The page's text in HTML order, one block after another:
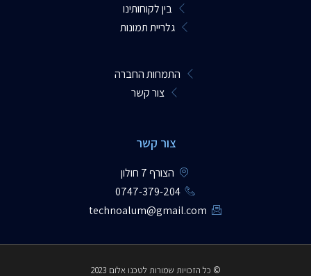
בין לקוחותינו
גלריית תמונות
התמחות החברה
צור קשר
צור קשר
הצורף 7 חולון
0747-379-204​
technoalum@gmail.com
© כל הזכויות שמורות לטכנו אלום 2023